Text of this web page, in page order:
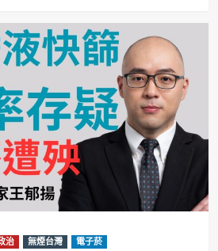
治 無煙台灣 電子菸